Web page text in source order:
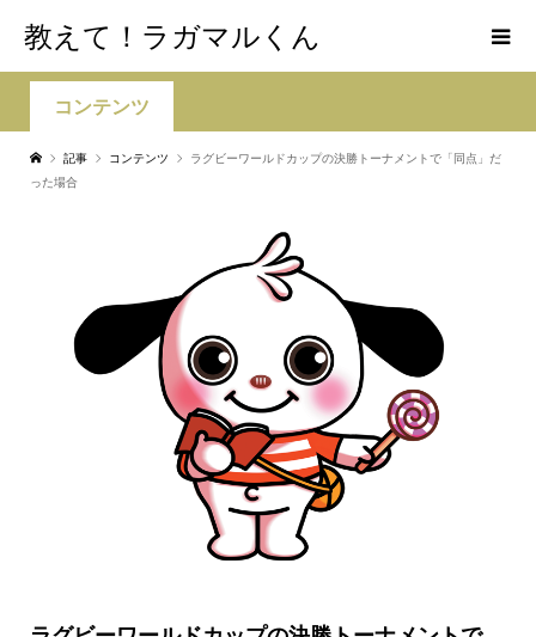
教えて！ラガマルくん
コンテンツ
記事 コンテンツ
ラグビーワールドカップの決勝トーナメントで「同点」だ
った場合